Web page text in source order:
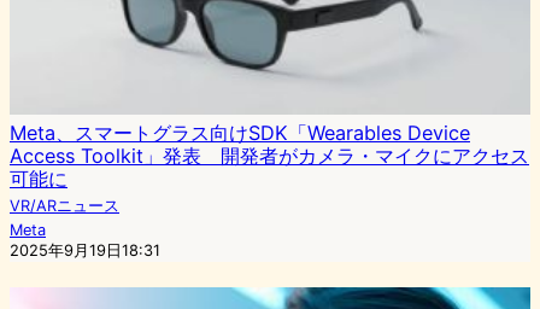
Meta、スマートグラス向けSDK「Wearables Device
Access Toolkit」発表 開発者がカメラ・マイクにアクセス
可能に
VR/ARニュース
Meta
2025年9月19日18:31